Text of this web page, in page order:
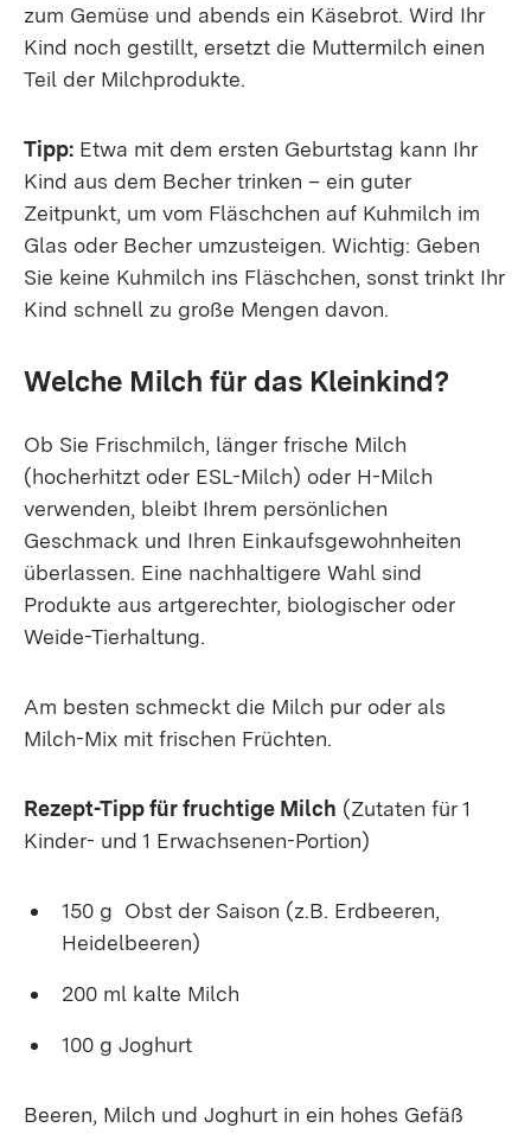
zum Gemüse und abends ein Käsebrot. Wird Ihr
Kind noch gestillt, ersetzt die Muttermilch einen
Teil der Milchprodukte.
Tipp: Etwa mit dem ersten Geburtstag kann Ihr
Kind aus dem Becher trinken – ein guter
Zeitpunkt, um vom Fläschchen auf Kuhmilch im
Glas oder Becher umzusteigen. Wichtig: Geben
Sie keine Kuhmilch ins Fläschchen, sonst trinkt Ihr
Kind schnell zu große Mengen davon.
Welche Milch für das Kleinkind?
Ob Sie Frischmilch, länger frische Milch
(hocherhitzt oder ESL-Milch) oder H-Milch
verwenden, bleibt Ihrem persönlichen
Geschmack und Ihren Einkaufsgewohnheiten
überlassen. Eine nachhaltigere Wahl sind
Produkte aus artgerechter, biologischer oder
Weide-Tierhaltung.
Am besten schmeckt die Milch pur oder als
Milch-Mix mit frischen Früchten.
Rezept-Tipp für fruchtige Milch (Zutaten für 1
Kinder- und 1 Erwachsenen-Portion)
150 g Obst der Saison (z.B. Erdbeeren,
Heidelbeeren)
200 ml kalte Milch
100 g Joghurt
Beeren, Milch und Joghurt in ein hohes Gefäß